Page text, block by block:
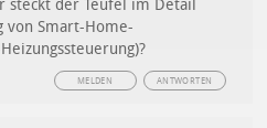
steckt der Teufel im Detail
von Smart-Home-
ANTWORTEN
MELDEN